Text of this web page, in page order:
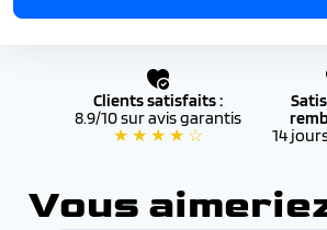
Clients satisfaits :
8.9/10 sur avis garantis
★ ★ ★ ★ ☆
14
Vous